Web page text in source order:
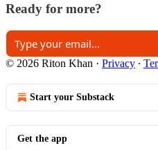
Ready for more?
© 2026 Riton Khan · Privacy ∙
Start your Substack
Get the app